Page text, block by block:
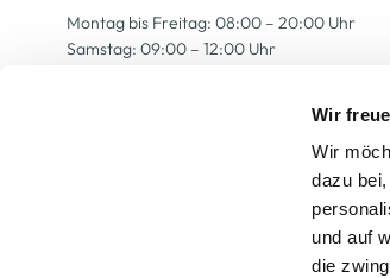
Wir
Wir
dazu
und auf
die
Montag bis Freitag: 08:00 – 20:00 Uhr
Samstag: 09:00 – 12:00 Uhr